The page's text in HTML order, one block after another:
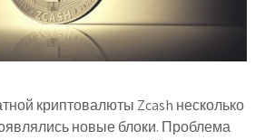
криптовалюты Zcash несколько
новые блоки. Проблема